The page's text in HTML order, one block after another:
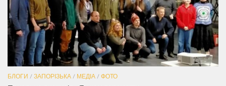
БЛОГИ / ЗАПОРІЗЬКА / МЕДІА / ФОТО